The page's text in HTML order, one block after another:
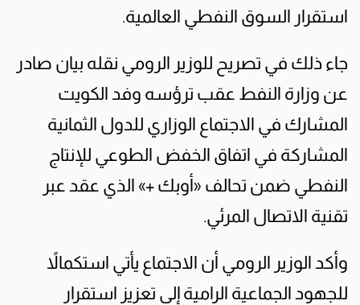
استقرار السوق النفطي العالمية.
جاء ذلك في تصريح للوزير الرومي نقله بيان صادر
عن وزارة النفط عقب ترؤسه وفد الكويت
المشارك في الاجتماع الوزاري للدول الثمانية
المشاركة في اتفاق الخفض الطوعي للإنتاج
النفطي ضمن تحالف «أوبك +» الذي عقد عبر
تقنية الاتصال المرئي.
وأكد الوزير الرومي أن الاجتماع يأتي استكمالاً
للجهود الجماعية الرامية إلى تعزيز استقرار